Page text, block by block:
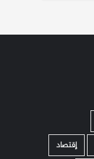
إقتصاد